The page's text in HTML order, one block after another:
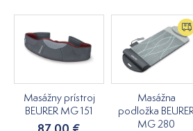
Masážny prístroj
BEURER MG 151
Masážna
podložka BEURER
MG 280